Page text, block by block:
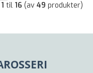
1 til 16 (av 49 produkter)